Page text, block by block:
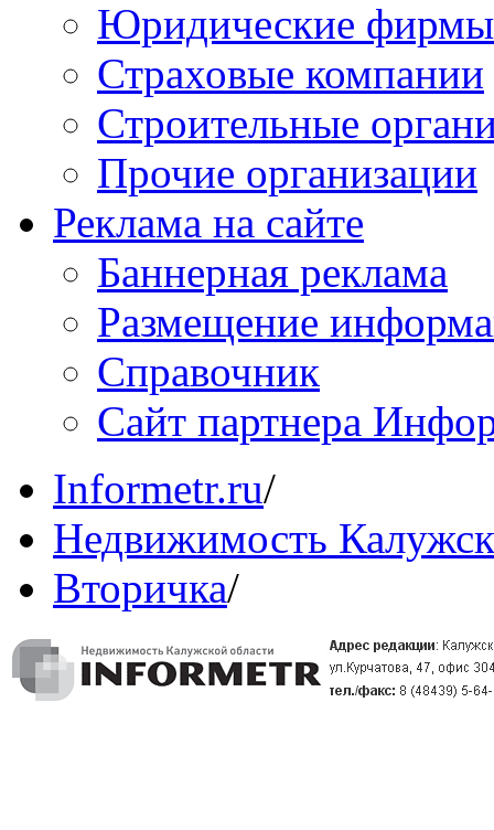
Юридические фирмы
Страховые компании
Строительные
Прочие организации
Реклама на сайте
Баннерная реклама
Размещение
Справочник
Сайт партнера
Informetr.ru/
Недвижимость
Вторичка/